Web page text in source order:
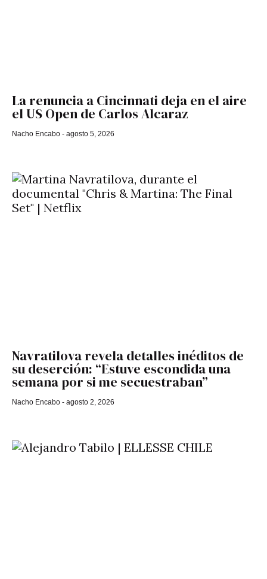
La renuncia a Cincinnati deja en el aire
el US Open de Carlos Alcaraz
Nacho Encabo agosto 5, 2026
Navratilova revela detalles inéditos de
su deserción: “Estuve escondida una
semana por si me secuestraban”
Nacho Encabo agosto 2, 2026